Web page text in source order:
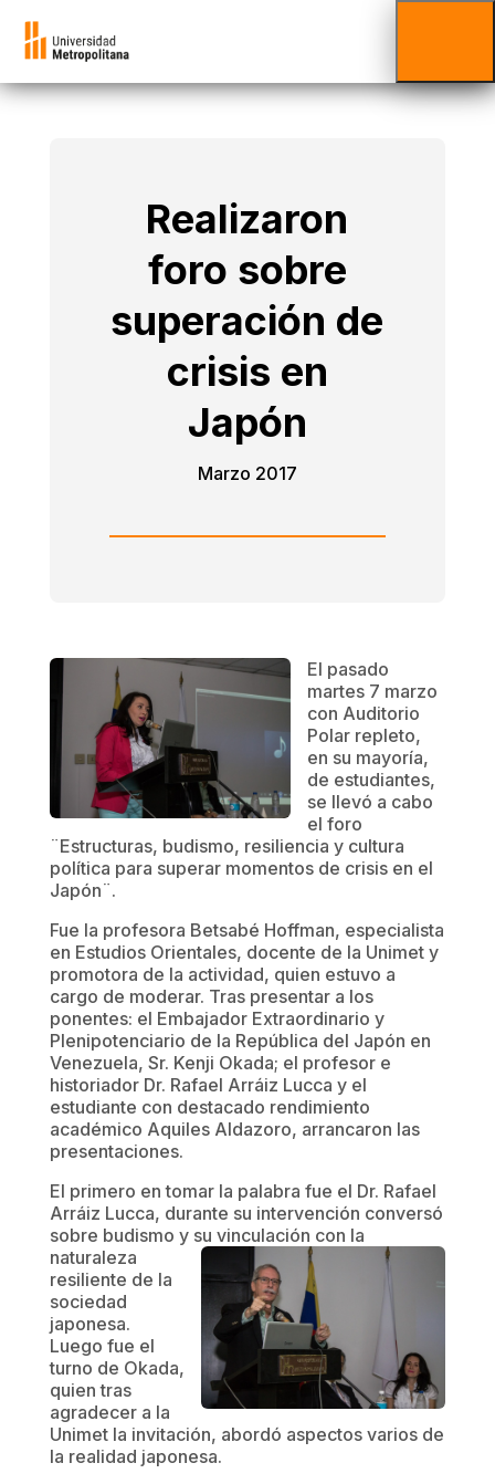
Realizaron
foro sobre
superación de
crisis en
Japón
Marzo 2017
El pasado
martes 7 marzo
con Auditorio
Polar repleto,
en su mayoría,
de estudiantes,
se llevó a cabo
el foro
¨Estructuras, budismo, resiliencia y cultura
política para superar momentos de crisis en el
Japón¨.
Fue la profesora Betsabé Hoffman, especialista
en Estudios Orientales, docente de la Unimet y
promotora de la actividad, quien estuvo a
cargo de moderar. Tras presentar a los
ponentes: el Embajador Extraordinario y
Plenipotenciario de la República del Japón en
Venezuela, Sr. Kenji Okada; el profesor e
historiador Dr. Rafael Arráiz Lucca y el
estudiante con destacado rendimiento
académico Aquiles Aldazoro, arrancaron las
presentaciones.
El primero en tomar la palabra fue el Dr. Rafael
Arráiz Lucca, durante su intervención conversó
sobre budismo y su vinculación con la
naturaleza
resiliente de la
sociedad
japonesa.
Luego fue el
turno de Okada,
quien tras
agradecer a la
Unimet la invitación, abordó aspectos varios de
la realidad japonesa.